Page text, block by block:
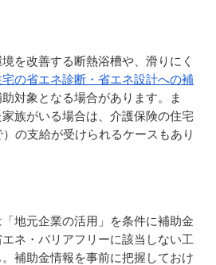
を改善する断熱浴槽や、滑りにく
宅の省エネ診断・省エネ設計への補
助対象となる場合があります。ま
族がいる場合は、介護保険の住宅
の支給が受けられるケースもあり
地元企業の活用」を条件に補助金
ネ・バリアフリーに該当しない工
補助金情報を事前に把握しておけ